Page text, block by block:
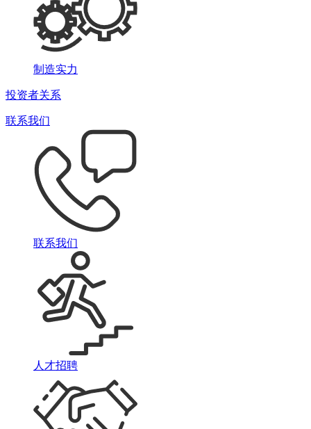
制造实力
投资者关系
联系我们
联系我们
人才招聘